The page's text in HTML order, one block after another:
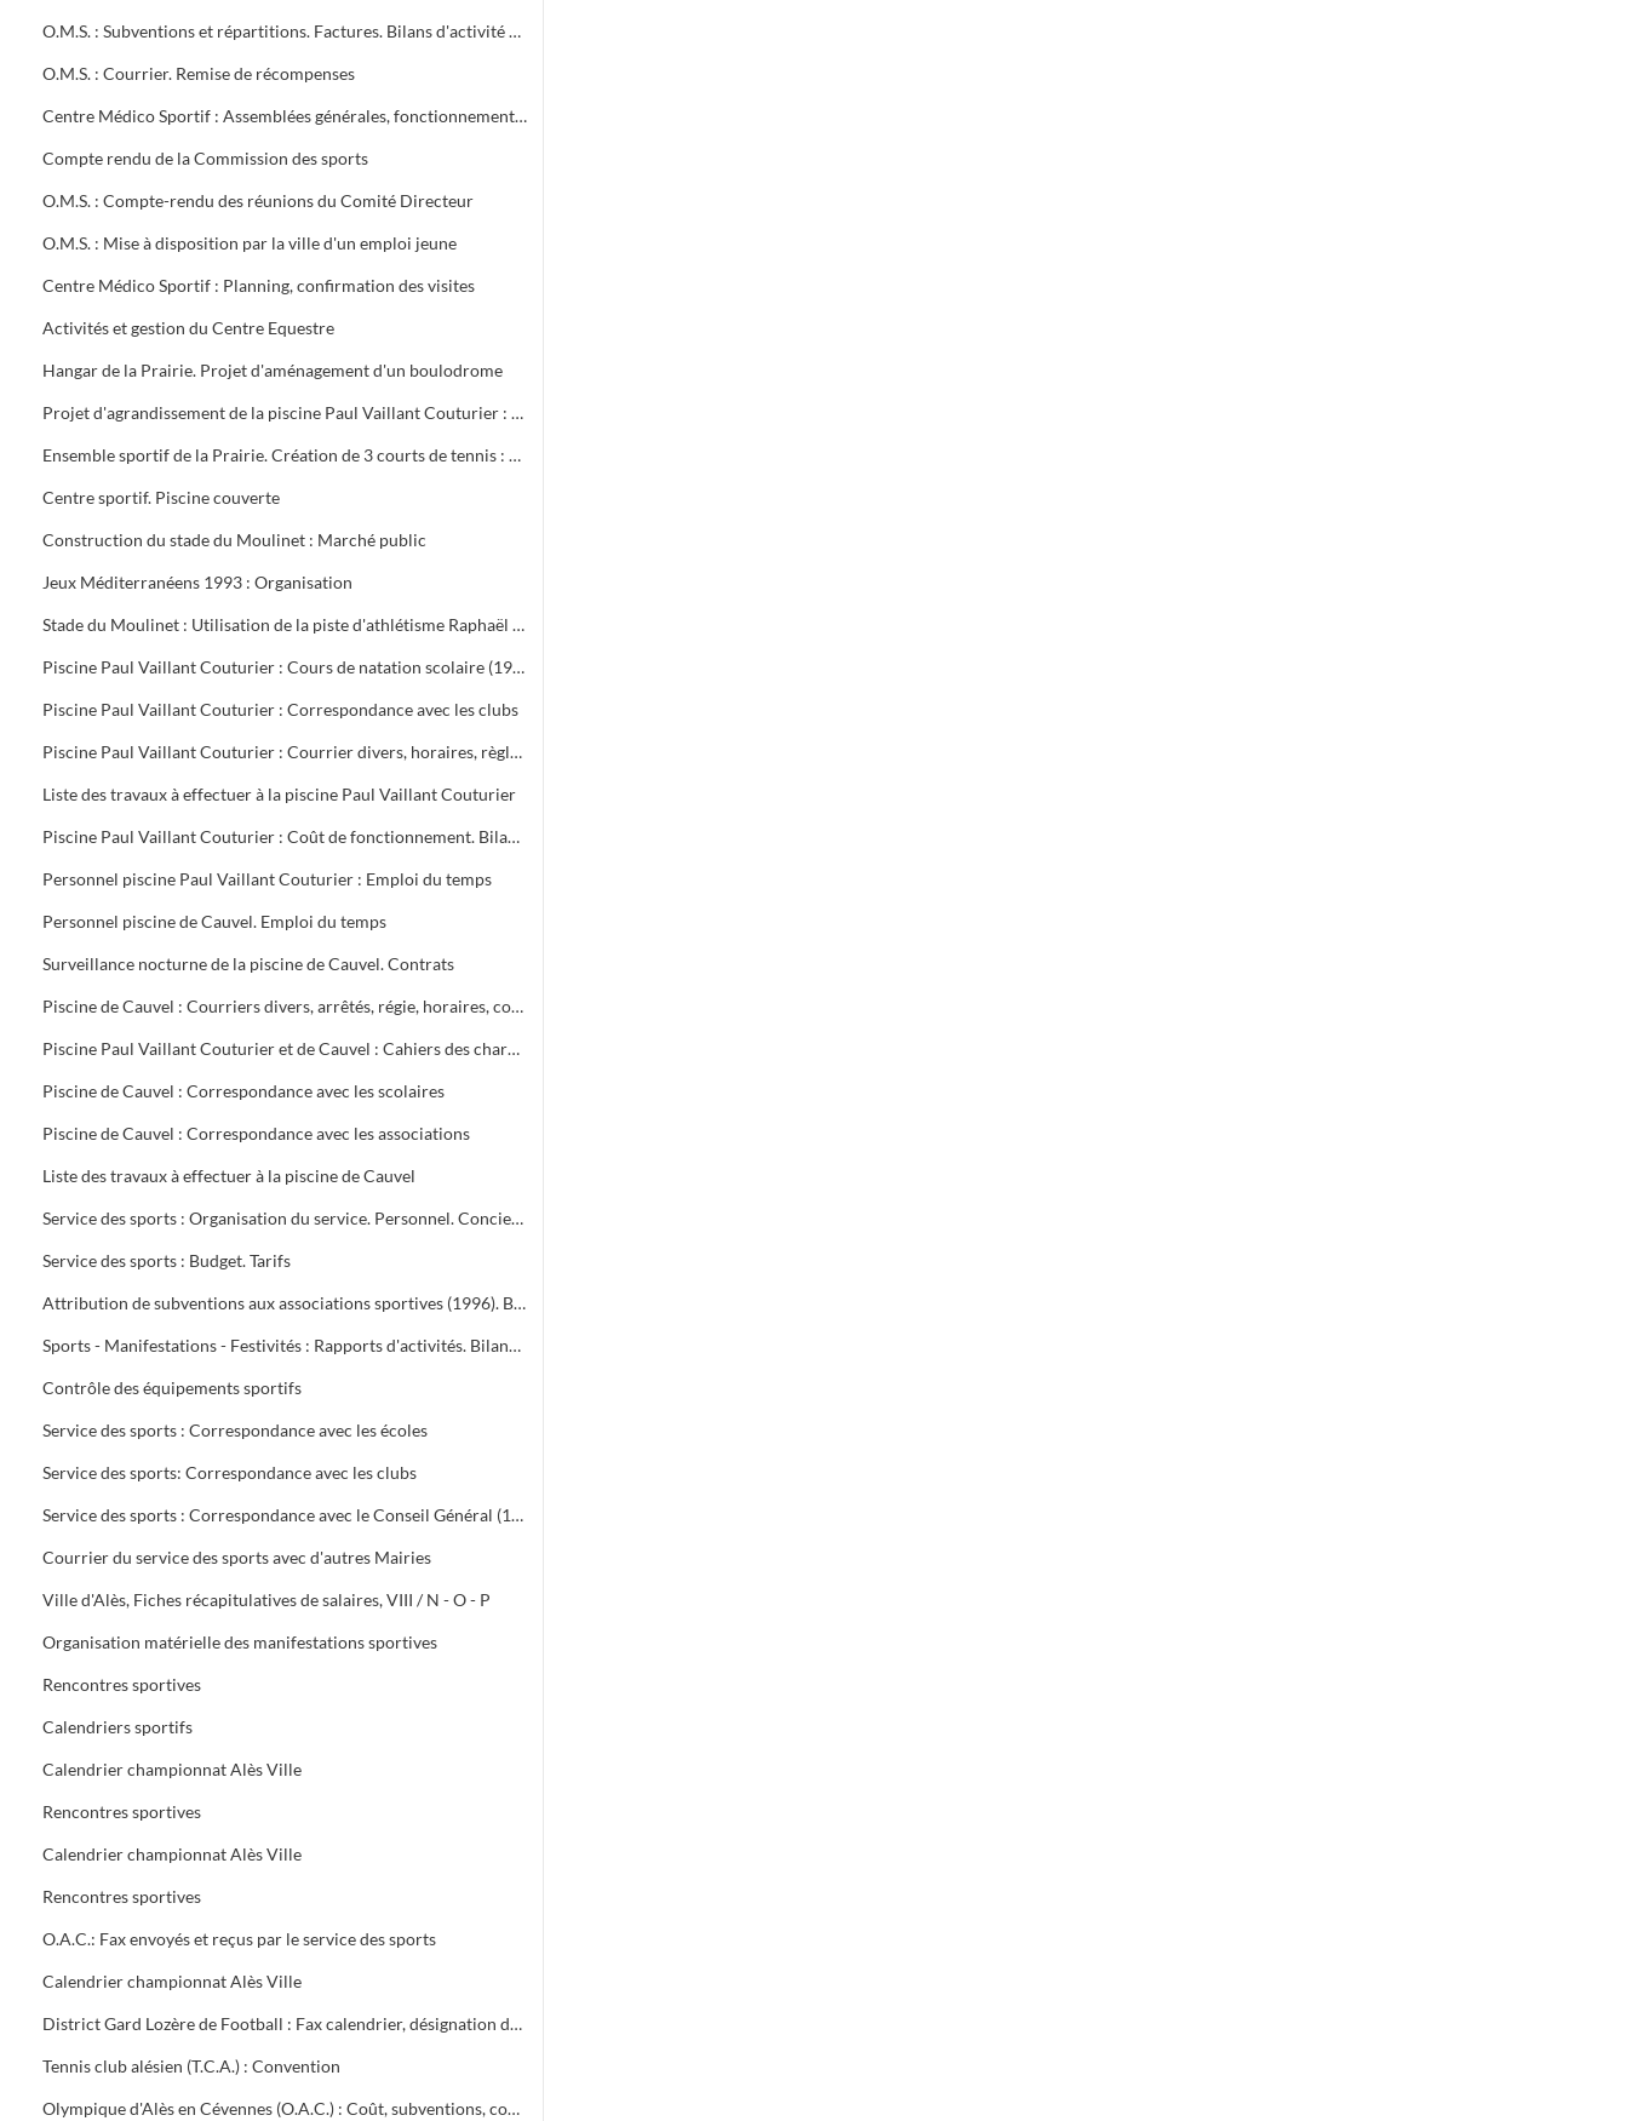
O.M.S. : Subventions et répartitions. Factures. Bilans d'activité Conventions avec la ville
O.M.S. : Courrier. Remise de récompenses
Centre Médico Sportif : Assemblées générales, fonctionnement, projet de contrat, subvention
Compte rendu de la Commission des sports
O.M.S. : Compte-rendu des réunions du Comité Directeur
O.M.S. : Mise à disposition par la ville d'un emploi jeune
Centre Médico Sportif : Planning, confirmation des visites
Activités et gestion du Centre Equestre
Hangar de la Prairie. Projet d'aménagement d'un boulodrome
Projet d'agrandissement de la piscine Paul Vaillant Couturier : 6 plans
Ensemble sportif de la Prairie. Création de 3 courts de tennis : 1ère tranche (1997). Projet d'éclairage (1983)
Centre sportif. Piscine couverte
Construction du stade du Moulinet : Marché public
Jeux Méditerranéens 1993 : Organisation
Stade du Moulinet : Utilisation de la piste d'athlétisme Raphaël Pujazon
Piscine Paul Vaillant Couturier : Cours de natation scolaire (1992-1999). Transport des scolaires (1995-1998). Utilisation de la piscine par les scolaires (1997-1998)
Piscine Paul Vaillant Couturier : Correspondance avec les clubs
Piscine Paul Vaillant Couturier : Courrier divers, horaires, règlement des cours, vols, plan d'organisation de secours, accident du 16 juin 1997, procès-verbal de la Commission de Sécurité
Liste des travaux à effectuer à la piscine Paul Vaillant Couturier
Piscine Paul Vaillant Couturier : Coût de fonctionnement. Bilan d'activité
Personnel piscine Paul Vaillant Couturier : Emploi du temps
Personnel piscine de Cauvel. Emploi du temps
Surveillance nocturne de la piscine de Cauvel. Contrats
Piscine de Cauvel : Courriers divers, arrêtés, régie, horaires, convention chèques loisirs temps libre, procès-verbal Commission de sécurité
Piscine Paul Vaillant Couturier et de Cauvel : Cahiers des charges signés par les clubs
Piscine de Cauvel : Correspondance avec les scolaires
Piscine de Cauvel : Correspondance avec les associations
Liste des travaux à effectuer à la piscine de Cauvel
Service des sports : Organisation du service. Personnel. Concierges. Notes de service
Service des sports : Budget. Tarifs
Attribution de subventions aux associations sportives (1996). Bilans financiers des clubs (1995-1996)
Sports - Manifestations - Festivités : Rapports d'activités. Bilans financiers
Contrôle des équipements sportifs
Service des sports : Correspondance avec les écoles
Service des sports: Correspondance avec les clubs
Service des sports : Correspondance avec le Conseil Général (1996-1999), Conseil Régional (1996-2000), Préfecture du Gard (1995-1997), Direction Départementale jeunesse et sports (1995-2000)
Courrier du service des sports avec d'autres Mairies
Ville d'Alès, Fiches récapitulatives de salaires, VIII / N - O - P
Organisation matérielle des manifestations sportives
Rencontres sportives
Calendriers sportifs
Calendrier championnat Alès Ville
Rencontres sportives
Calendrier championnat Alès Ville
Rencontres sportives
O.A.C.: Fax envoyés et reçus par le service des sports
Calendrier championnat Alès Ville
District Gard Lozère de Football : Fax calendrier, désignation des terrains
Tennis club alésien (T.C.A.) : Convention
Olympique d'Alès en Cévennes (O.A.C.) : Coût, subventions, contrat d'objectifs, courrier